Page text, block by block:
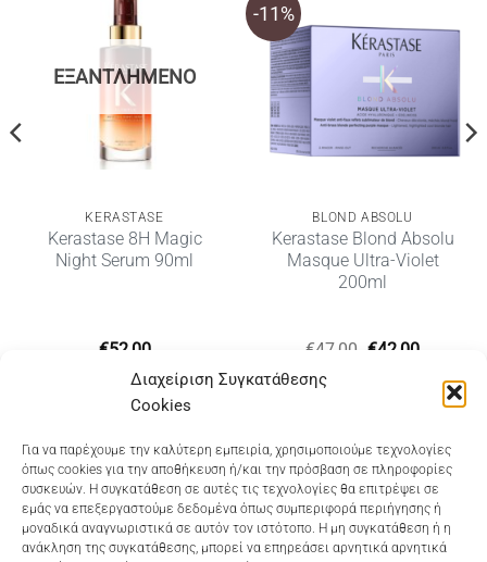
Διαχείριση Συγκατάθεσης
Cookies
Για να παρέχουμε την καλύτερη εμπειρία, χρησιμοποιούμε τεχνολογίες
όπως cookies για την αποθήκευση ή/και την πρόσβαση σε πληροφορίες
συσκευών. Η συγκατάθεση σε αυτές τις τεχνολογίες θα επιτρέψει σε
εμάς να επεξεργαστούμε δεδομένα όπως συμπεριφορά περιήγησης ή
μοναδικά αναγνωριστικά σε αυτόν τον ιστότοπο. Η μη συγκατάθεση ή η
ανάκληση της συγκατάθεσης, μπορεί να επηρεάσει αρνητικά αρνητικά
ΕΞΑΝΤΛΗΜΈΝΟ
KERASTASE
Kerastase 8H Magic
Night Serum 90ml
€52,00
-11%
BLOND ABSOLU
Kerastase Blond Absolu
Masque Ultra-Violet
200ml
€47,00 Original
€42,00Η
τιμή
είναι:
€42,00.
Dioni Hair Care, Ζυμβρακάκηδων 33, τηλ 28210
91906
Dioni Hair Spa, Κ. Σφακιανάκη 5, τηλ 28210 94712